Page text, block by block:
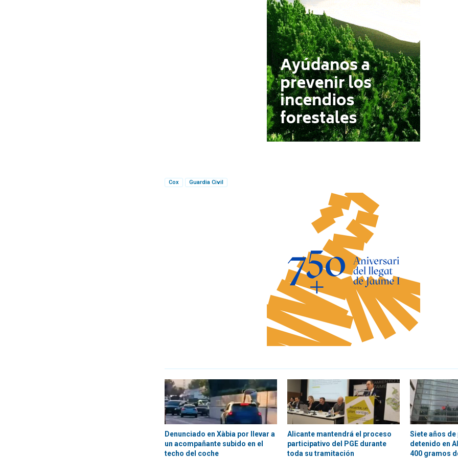
Cox Guardia Civil
Denunciado en Xàbia por llevar a
un acompañante subido en el
techo del coche
Alicante mantendrá el proceso
participativo del PGE durante
toda su tramitación
Siete años
detenido en
400 gramos